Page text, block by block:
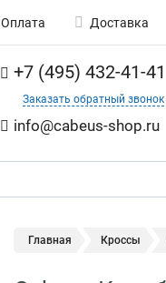
Оплата Доставка
+7 (495) 432-41-41
Заказать обратный звонок
info@cabeus-shop.ru
Главная Кроссы